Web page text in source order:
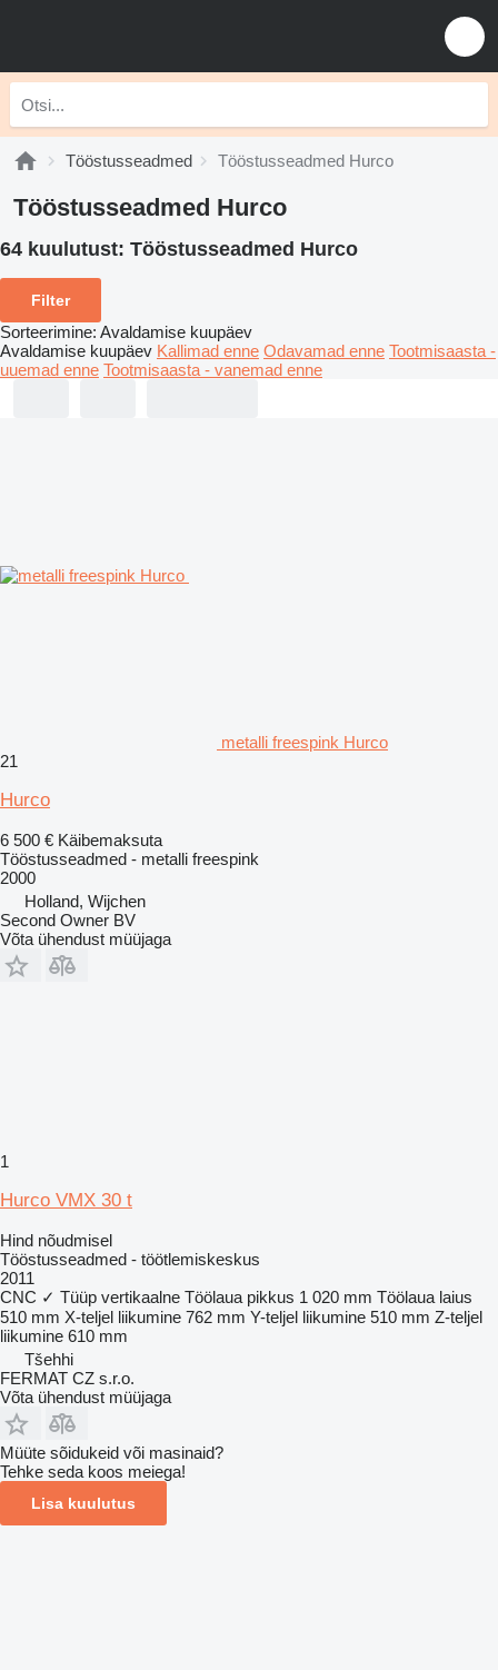
Tööstusseadmed Tööstusseadmed Hurco
Tööstusseadmed Hurco
64 kuulutust: Tööstusseadmed Hurco
Filter
Sorteerimine: Avaldamise kuupäev
Avaldamise kuupäev Kallimad enne Odavamad enne Tootmisaasta -
uuemad enne Tootmisaasta - vanemad enne
metalli freespink Hurco
21
Hurco
6 500 € Käibemaksuta
Tööstusseadmed - metalli freespink
2000
Holland, Wijchen
Second Owner BV
Võta ühendust müüjaga
1
Hurco VMX 30 t
Hind nõudmisel
Tööstusseadmed - töötlemiskeskus
2011
CNC ✓ Tüüp vertikaalne Töölaua pikkus 1 020 mm Töölaua laius
510 mm X-teljel liikumine 762 mm Y-teljel liikumine 510 mm Z-teljel
liikumine 610 mm
Tšehhi
FERMAT CZ s.r.o.
Võta ühendust müüjaga
Müüte sõidukeid või masinaid?
Tehke seda koos meiega!
Lisa kuulutus